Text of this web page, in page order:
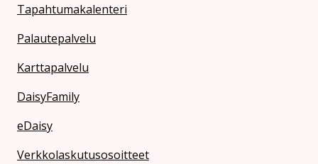
Tapahtumakalenteri
Palautepalvelu
Karttapalvelu
DaisyFamily
eDaisy
Verkkolaskutusosoitteet